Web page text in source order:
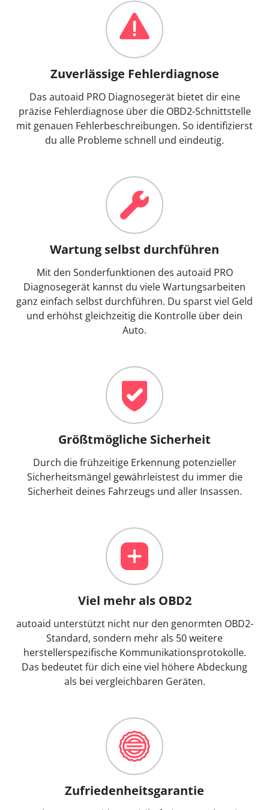
Zuverlässige Fehlerdiagnose
Das autoaid PRO Diagnosegerät bietet dir eine
präzise Fehlerdiagnose über die OBD2-Schnittstelle
mit genauen Fehlerbeschreibungen. So identifizierst
du alle Probleme schnell und eindeutig.
Wartung selbst durchführen
Mit den Sonderfunktionen des autoaid PRO
Diagnosegerät kannst du viele Wartungsarbeiten
ganz einfach selbst durchführen. Du sparst viel Geld
und erhöhst gleichzeitig die Kontrolle über dein
Auto.
Größtmögliche Sicherheit
Durch die frühzeitige Erkennung potenzieller
Sicherheitsmängel gewährleistest du immer die
Sicherheit deines Fahrzeugs und aller Insassen.
Viel mehr als OBD2
autoaid unterstützt nicht nur den genormten OBD2-
Standard, sondern mehr als 50 weitere
herstellerspezifische Kommunikationsprotokolle.
Das bedeutet für dich eine viel höhere Abdeckung
als bei vergleichbaren Geräten.
Zufriedenheitsgarantie